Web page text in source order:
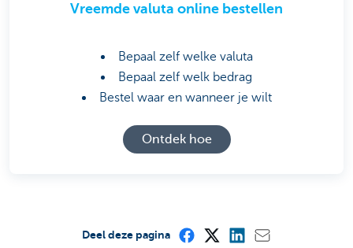
Vreemde valuta online bestellen
Bepaal zelf welke valuta
Bepaal zelf welk bedrag
Bestel waar en wanneer je wilt
Ontdek hoe
Deel deze pagina